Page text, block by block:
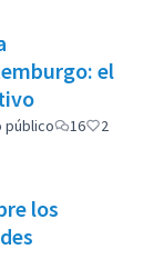
el
público 16 2
los